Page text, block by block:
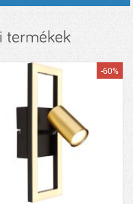
termékek
-60%